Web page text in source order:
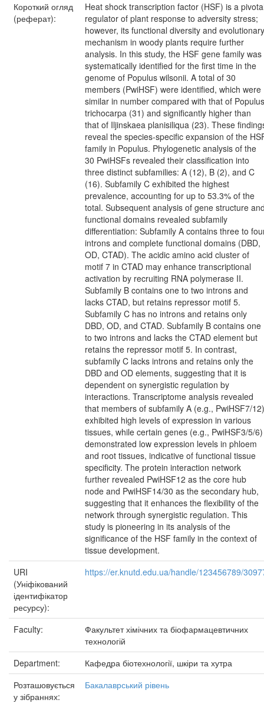
Короткий огляд
(реферат):
Heat shock transcription factor (HSF) is a
regulator of plant response to adversity stress;
however, its functional diversity and evolutionary
mechanism in woody plants require further
analysis. In this study, the HSF gene family was
systematically identified for the first time in the
genome of Populus wilsonii. A total of 30
members (PwiHSF) were identified, which were
similar in number compared with that of Populus
trichocarpa (31) and significantly higher than
that of Iljinskaea planisiliqua (23). These
reveal the species-specific expansion of the
family in Populus. Phylogenetic analysis of the
30 PwiHSFs revealed their classification into
three distinct subfamilies: A (12), B (2), and C
(16). Subfamily C exhibited the highest
prevalence, accounting for up to 53.3% of the
total. Subsequent analysis of gene structure
functional domains revealed subfamily
differentiation: Subfamily A contains three to
introns and complete functional domains (DBD,
OD, CTAD). The acidic amino acid cluster of
motif 7 in CTAD may enhance transcriptional
activation by recruiting RNA polymerase II.
Subfamily B contains one to two introns and
lacks CTAD, but retains repressor motif 5.
Subfamily C has no introns and retains only
DBD, OD, and CTAD. Subfamily B contains one
to two introns and lacks the CTAD element but
retains the repressor motif 5. In contrast,
subfamily C lacks introns and retains only the
DBD and OD elements, suggesting that it is
dependent on synergistic regulation by
interactions. Transcriptome analysis revealed
that members of subfamily A (e.g., PwiHSF7/12)
exhibited high levels of expression in various
tissues, while certain genes (e.g., PwiHSF3/5/6)
demonstrated low expression levels in phloem
and root tissues, indicative of functional tissue
specificity. The protein interaction network
further revealed PwiHSF12 as the core hub
node and PwiHSF14/30 as the secondary hub,
suggesting that it enhances the flexibility of the
network through synergistic regulation. This
study is pioneering in its analysis of the
significance of the HSF family in the context of
tissue development.
URI
(Уніфікований
ідентифікатор
ресурсу):
https://er.knutd.edu.ua/handle/123456789/
Faculty:
Факультет хімічних та біофармацевтичних
технологій
Department:
Кафедра біотехнології, шкіри та хутра
Розташовується
у зібраннях:
Бакалаврський рівень